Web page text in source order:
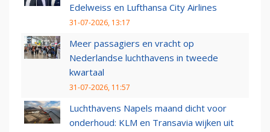
Edelweiss en Lufthansa City Airlines
31-07-2026, 13:17
Meer passagiers en vracht op
Nederlandse luchthavens in tweede
kwartaal
31-07-2026, 11:57
Luchthavens Napels maand dicht voor
onderhoud: KLM en Transavia wijken uit